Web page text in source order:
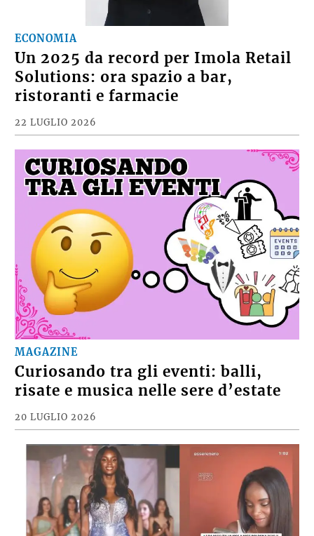
ECONOMIA
Un 2025 da record per Imola Retail
Solutions: ora spazio a bar,
ristoranti e farmacie
22 LUGLIO 2026
MAGAZINE
Curiosando tra gli eventi: balli,
risate e musica nelle sere d’estate
20 LUGLIO 2026